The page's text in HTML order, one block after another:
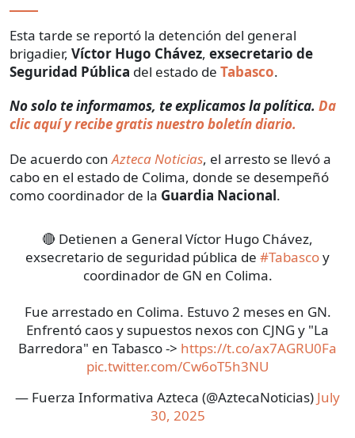
Esta tarde se reportó la detención del general
brigadier, Víctor Hugo Chávez, exsecretario de
Seguridad Pública del estado de Tabasco.
No solo te informamos, te explicamos la política. Da
clic aquí y recibe gratis nuestro boletín diario.
De acuerdo conAzteca Noticias, el arresto se llevó a
cabo en el estado de Colima, donde se desempeñó
como coordinador de la Guardia Nacional.
🔴 Detienen a General Víctor Hugo Chávez,
exsecretario de seguridad pública de #Tabascoy
coordinador de GN en Colima.
Fue arrestado en Colima. Estuvo 2 meses en GN.
Enfrentó caos y supuestos nexos con CJNG y "La
Barredora" en Tabasco -> https://t.co/ax7AGRU0Fa
pic.twitter.com/Cw6oT5h3NU
— Fuerza Informativa Azteca (@AztecaNoticias) July
30, 2025